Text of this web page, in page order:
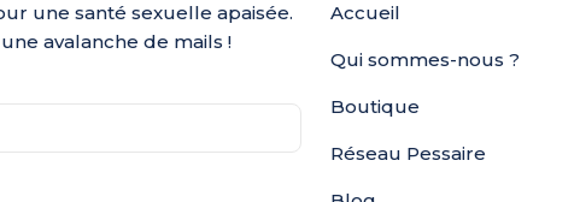
une santé sexuelle apaisée.
avalanche de mails !
Accueil
Qui sommes-nous ?
Boutique
Réseau Pessaire